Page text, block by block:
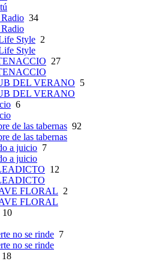
34
Style 2
Style
27
DEL VERANO 5
DEL VERANO
6
de las tabernas 92
de las tabernas
a juicio 7
a juicio
12
FLORAL 2
FLORAL
10
no se rinde 7
no se rinde
18